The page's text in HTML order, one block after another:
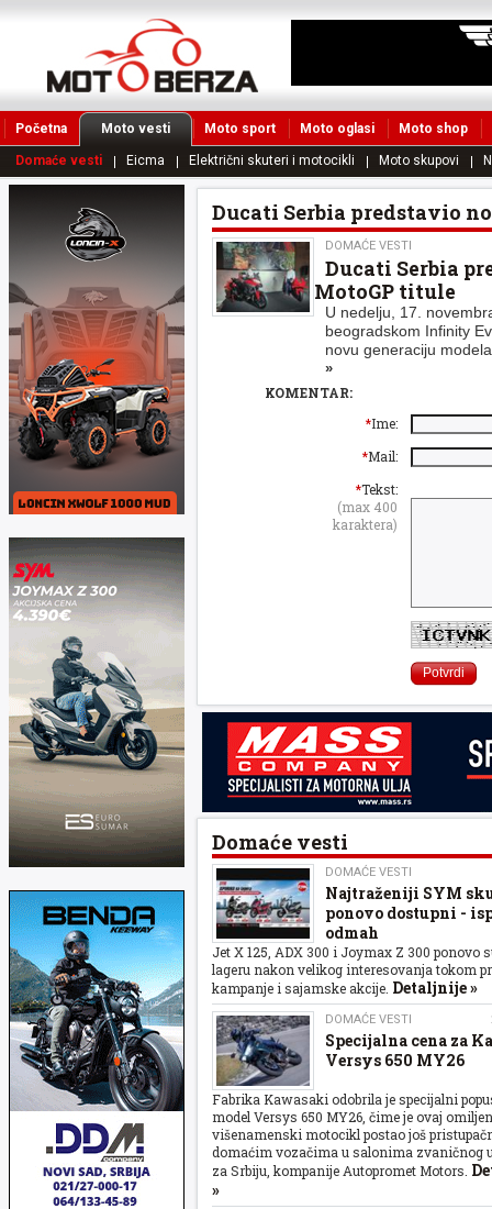
Početna Moto vesti Moto sport Moto oglasi Moto shop
Domaće vesti Eicma Električni skuteri i motocikli Moto skupovi
Ducati Serbia predstavio
DOMAĆE VESTI
Ducati Serbia
MotoGP titule
U nedelju, 17.
beogradskom Infinity
novu generaciju
»
KOMENTAR:
*Ime:
*Mail:
*Tekst:
(max 400
karaktera)
Domaće vesti
DOMAĆE VESTI
Najtraženiji SYM
ponovo dostupni -
odmah
Jet X 125, ADX 300 i Joymax Z 300 ponovo
lageru nakon velikog interesovanja tokom
kampanje i sajamske akcije. Detaljnije »
DOMAĆE VESTI
Specijalna cena za
Versys 650 MY26
Fabrika Kawasaki odobrila je specijalni
model Versys 650 MY26, čime je ovaj
višenamenski motocikl postao još
domaćim vozačima u salonima zvaničnog
za Srbiju, kompanije Autopromet Motors.
»